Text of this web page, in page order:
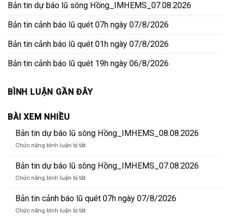
Bản tin dự báo lũ sông Hồng_IMHEMS_07.08.2026
Bản tin cảnh báo lũ quét 07h ngày 07/8/2026
Bản tin cảnh báo lũ quét 01h ngày 07/8/2026
Bản tin cảnh báo lũ quét 19h ngày 06/8/2026
BÌNH LUẬN GẦN ĐÂY
BÀI XEM NHIỀU
Bản tin dự báo lũ sông Hồng_IMHEMS_08.08.2026
Chức năng bình luận bị tắtở
tin
báo
sông
Hồng_IMHEMS_08.08.2026
Bản tin dự báo lũ sông Hồng_IMHEMS_07.08.2026
Chức năng bình luận bị tắtở
tin
dự
báo
Bản tin cảnh báo lũ quét 07h ngày 07/8/2026
Chức năng bình luận bị tắtở